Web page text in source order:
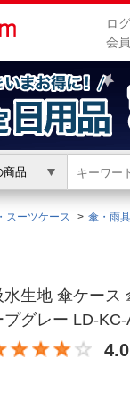
ロ
会
商品
録
スーツケース 傘・雨
水生地 傘ケース
プグレー LD-KC-
4.0